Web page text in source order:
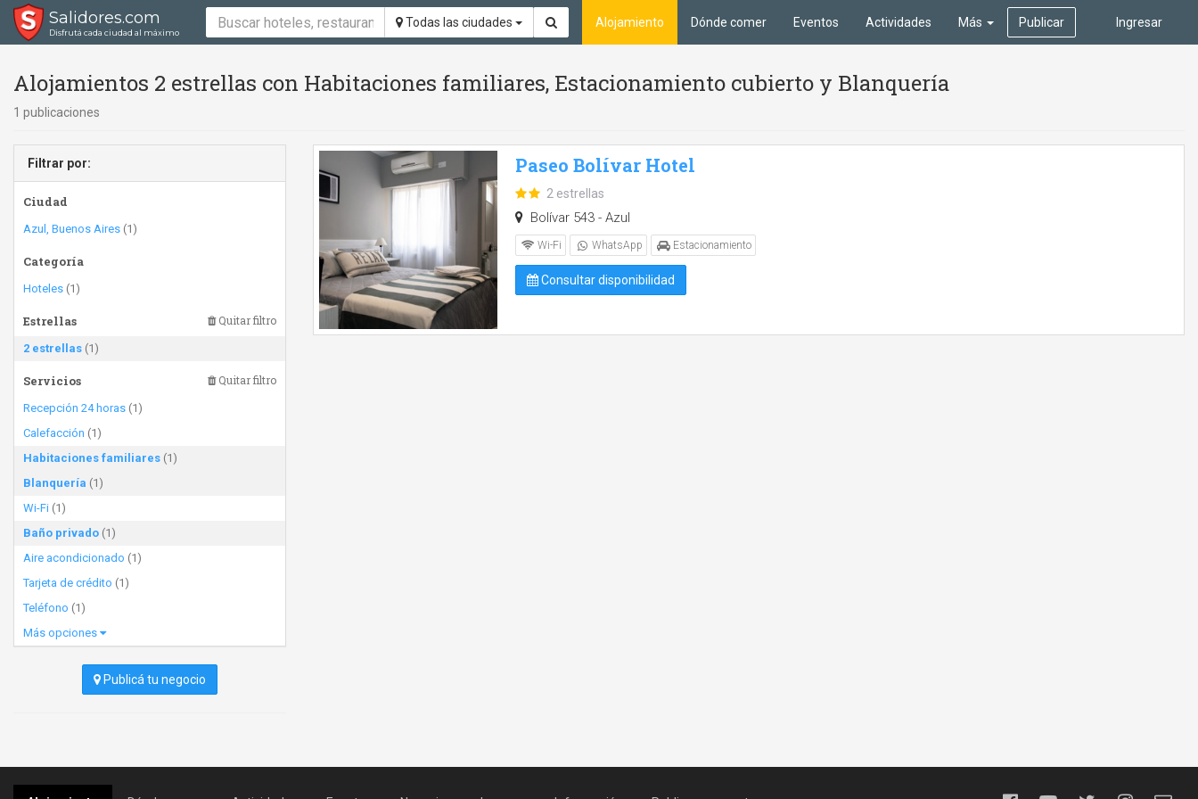
Salidores.com
Disfrutá cada ciudad al máximo
Todas las ciudades Ingresar
Alojamiento Dónde comer Eventos Actividades Más Publicar
Alojamientos 2 estrellas con Habitaciones familiares, Estacionamiento cubierto y Blanquería
1 publicaciones
Filtrar por:
Ciudad
Azul, Buenos Aires (1)
Categoría
Hoteles (1)
Estrellas Quitar filtro
2 estrellas (1)
Servicios Quitar filtro
Recepción 24 horas (1)
Calefacción (1)
Habitaciones familiares (1)
Blanquería (1)
Wi-Fi (1)
Baño privado (1)
Aire acondicionado (1)
Tarjeta de crédito (1)
Teléfono (1)
Más opciones
Publicá tu negocio
Paseo Bolívar Hotel
2 estrellas
Bolívar 543 - Azul
Wi-Fi WhatsApp Estacionamiento
Consultar disponibilidad